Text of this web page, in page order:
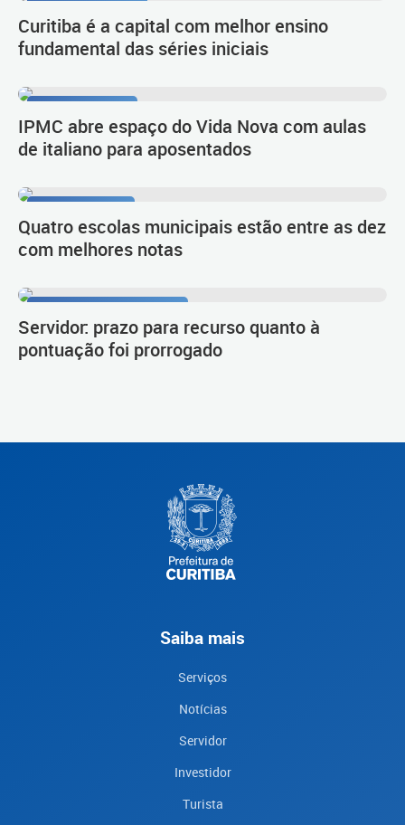
Curitiba é a capital com melhor ensino
fundamental das séries iniciais
IPMC abre espaço do Vida Nova com aulas
de italiano para aposentados
Quatro escolas municipais estão entre as dez
com melhores notas
Servidor: prazo para recurso quanto à
pontuação foi prorrogado
Saiba mais
Serviços
Notícias
Servidor
Investidor
Turista